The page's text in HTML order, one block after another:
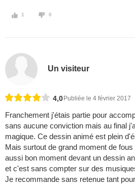
1 0
Un visiteur
4,0 Publiée le 4 février 2017
Franchement j'étais partie pour
sans aucune conviction mais au final
magique. Ce dessin animé est plein
Mais surtout de grand moment de
aussi bon moment devant un dessin
et c'est sans compter sur des
Je recommande sans retenue tant